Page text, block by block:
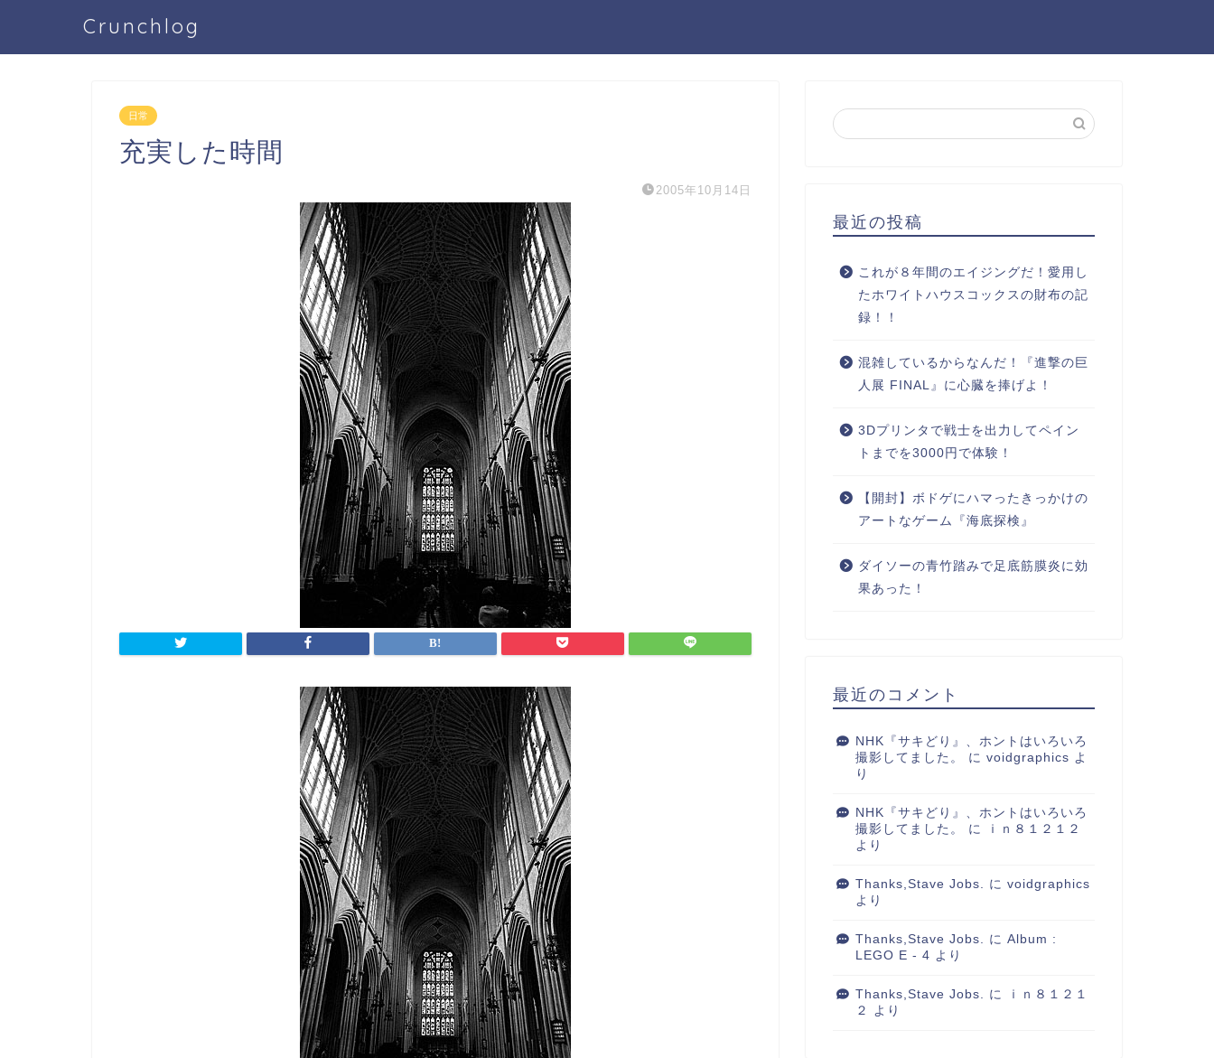
Crunchlog
日常
充実した時間
2005年10月14日
最近の投稿
これが８年間のエイジングだ！愛用し
たホワイトハウスコックスの財布の記
録！！
混雑しているからなんだ！『進撃の巨
人展 FINAL』に心臓を捧げよ！
3Dプリンタで戦士を出力してペイン
トまでを3000円で体験！
【開封】ボドゲにハマったきっかけの
アートなゲーム『海底探検』
ダイソーの青竹踏みで足底筋膜炎に効
果あった！
最近のコメント
NHK『サキどり』、ホントはいろいろ
撮影してました。
に voidgraphics よ
り
NHK『サキどり』、ホントはいろいろ
撮影してました。
に
ｉｎ８１２１２
より
Thanks,Stave Jobs. に voidgraphics
より
Thanks,Stave Jobs. に Album :
LEGO E - 4 より
Thanks,Stave Jobs. に
ｉｎ８１２１
２
より